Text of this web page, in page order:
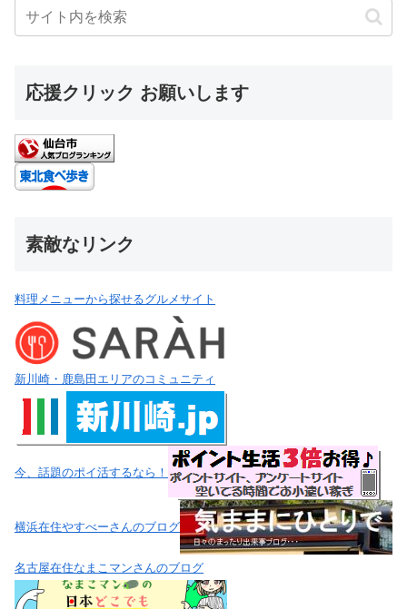
応援クリック お願いします
素敵なリンク
料理メニューから探せるグルメサイト
新川崎・鹿島田エリアのコミュニティ
今、話題のポイ活するなら！
横浜在住やすべーさんのブログ
名古屋在住なまこマンさんのブログ